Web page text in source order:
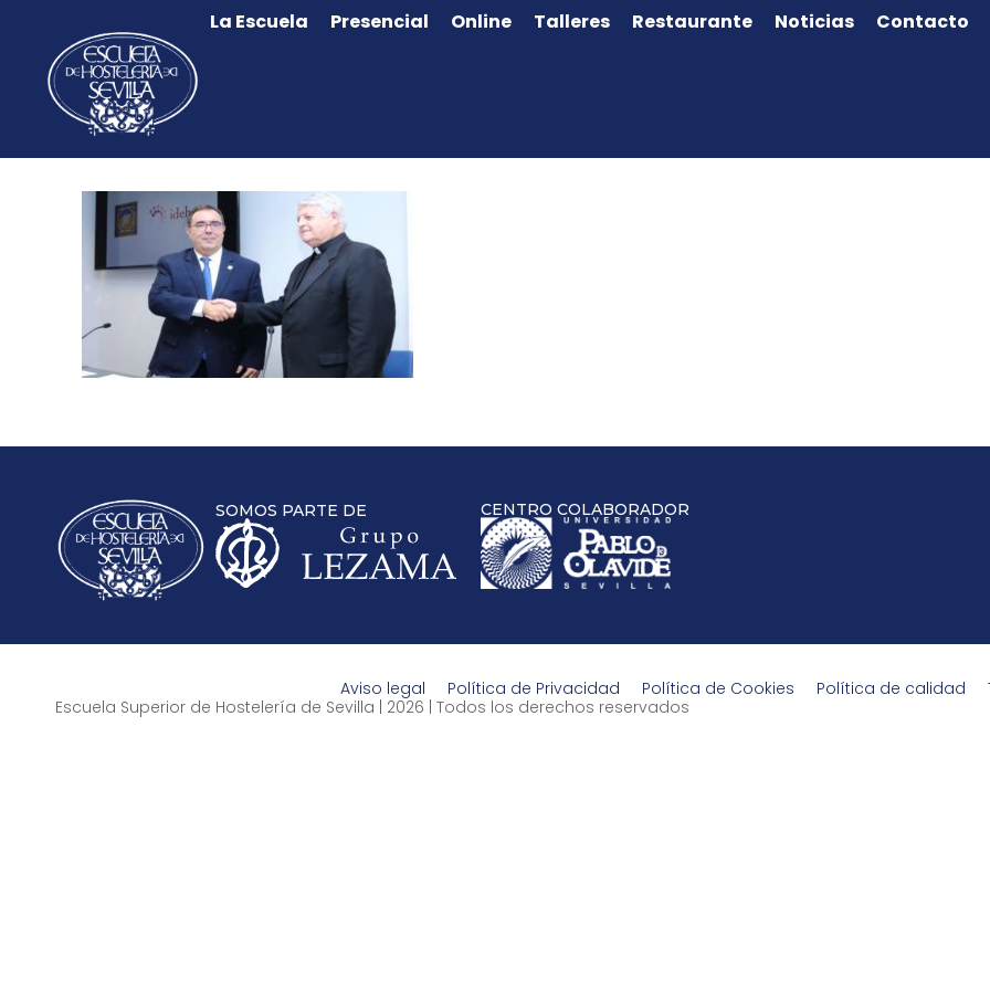
La Escuela Presencial Online Talleres Restaurante Noticias Contacto
SOMOS PARTE DE CENTRO COLABORADOR
Aviso legal Política de Privacidad Política de Cookies Política de calidad
Escuela Superior de Hostelería de Sevilla | 2026 | Todos los derechos reservados